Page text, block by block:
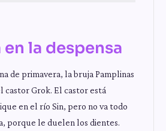
la despensa
de primavera, la bruja Pamplinas
castor Grok. El castor está
en el río Sin, pero no va todo
porque le duelen los dientes.